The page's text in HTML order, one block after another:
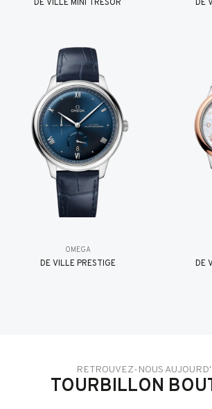
DE VILLE MINI TRÉSOR DE
OMEGA
DE VILLE PRESTIGE DE
RETROUVEZ-NOUS
TOURBILLON